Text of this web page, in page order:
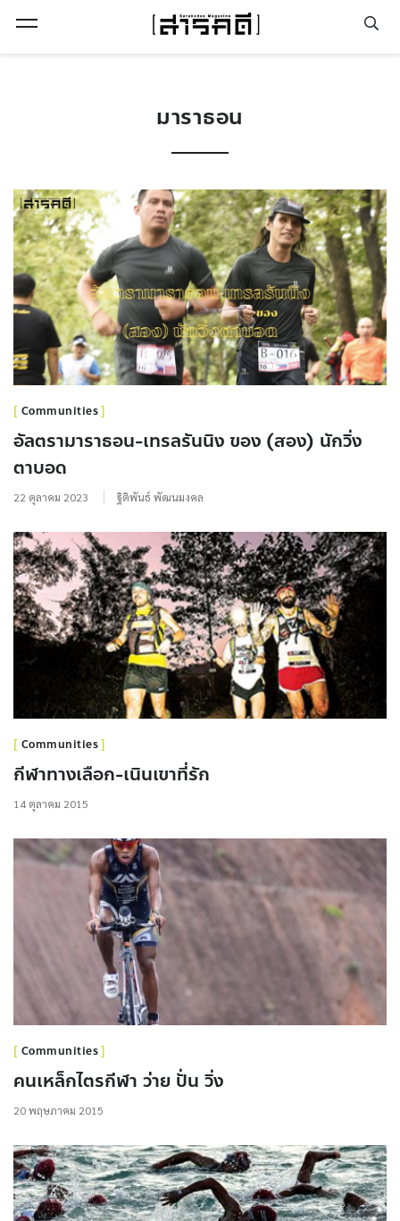
มาราธอน
Communities
อัลตรามาราธอน-เทรลรันนิง ของ (สอง) นักวิ่ง
ตาบอด
22 ตุลาคม 2023 ฐิติพันธ์ พัฒนมงคล
Communities
กีฬาทางเลือก-เนินเขาที่รัก
14 ตุลาคม 2015
Communities
คนเหล็กไตรกีฬา ว่าย ปั่น วิ่ง
20 พฤษภาคม 2015